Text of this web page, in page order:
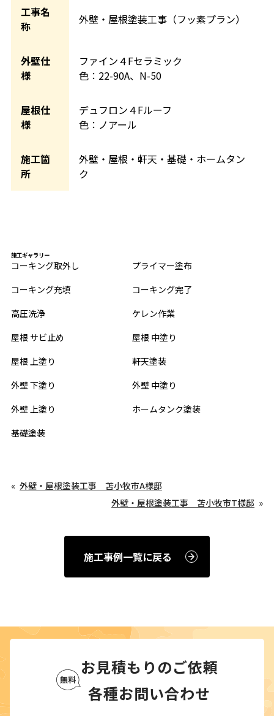
工事名
称
外壁・屋根塗装工事（フッ素プラン）
外壁仕
様
ファイン４Fセラミック
色：22-90A、N-50
屋根仕
様
デュフロン４Fルーフ
色：ノアール
施工箇
所
外壁・屋根・軒天・基礎・ホームタン
ク
施工ギャラリー
コーキング取外し
プライマー塗布
コーキング充填
コーキング完了
高圧洗浄
ケレン作業
屋根 サビ止め
屋根 中塗り
屋根 上塗り
軒天塗装
外壁 下塗り
外壁 中塗り
外壁 上塗り
ホームタンク塗装
基礎塗装
外壁・屋根塗装工事 苫小牧市A様邸
外壁・屋根塗装工事 苫小牧市T様邸
施工事例一覧に戻る
お見積もりのご依頼
各種お問い合わせ